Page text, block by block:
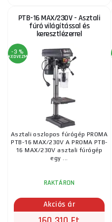
RAKTÁRON a szállítónál
RAKTÁRON a szállítónál
PTB-16 MAX/
RAKTÁRON ks
Scheppach
RAKTÁRON a szállítónál
PTB-16 MAX/230V - Asztali
fúró világítással és
keresztlézerrel
-3 %
KEDVEZMÉNY
Asztali oszlopos fúrógép PROMA
PTB-16 MAX/230V A PROMA PTB-
16 MAX/230V asztali fúrógép
egy ...
RAKTÁRON
Akciós ár